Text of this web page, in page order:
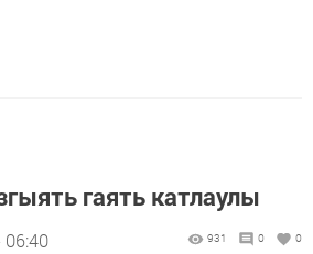
гаять катлаулы
931 0 0